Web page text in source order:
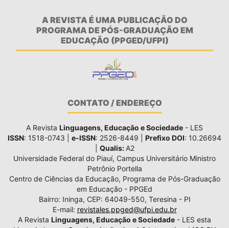
A REVISTA É UMA PUBLICAÇÃO DO
PROGRAMA DE PÓS-GRADUAÇÃO EM
EDUCAÇÃO (PPGED/UFPI)
CONTATO / ENDEREÇO
A Revista Linguagens, Educação e Sociedade - LES
ISSN: 1518-0743 | e-ISSN: 2526-8449 | Prefixo DOI: 10.26694
Qualis: A2
Universidade Federal do Piauí, Campus Universitário Ministro
Petrônio Portella
Centro de Ciências da Educação, Programa de Pós-Graduação
em Educação - PPGEd
Bairro: Ininga, CEP: 64049-550, Teresina - PI
E-mail: revistales.ppged@ufpi.edu.br
A Revista Linguagens, Educação e Sociedade - LES esta